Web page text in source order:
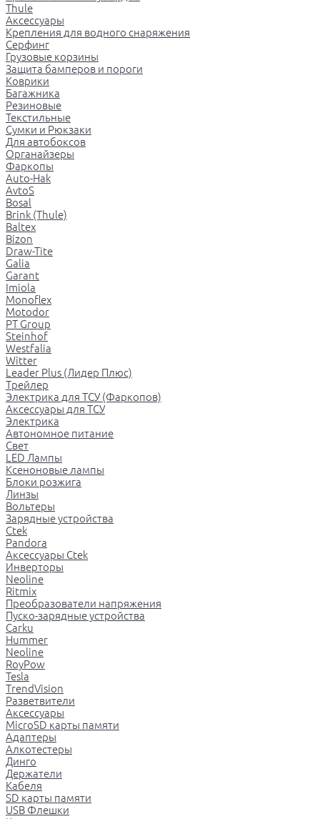
Thule
Аксессуары
Крепления для водного снаряжения
Серфинг
Грузовые корзины
Защита бамперов и пороги
Коврики
Багажника
Резиновые
Текстильные
Сумки и Рюкзаки
Для автобоксов
Органайзеры
Фаркопы
Auto-Hak
AvtoS
Bosal
Brink (Thule)
Baltex
Bizon
Draw-Tite
Galia
Garant
Imiola
Monoflex
Motodor
PT Group
Steinhof
Westfalia
Witter
Leader Plus (Лидер Плюс)
Трейлер
Электрика для ТСУ (Фаркопов)
Аксессуары для ТСУ
Электрика
Автономное питание
Свет
LED Лампы
Ксеноновые лампы
Блоки розжига
Линзы
Вольтеры
Зарядные устройства
Ctek
Pandora
Аксессуары Ctek
Инверторы
Neoline
Ritmix
Преобразователи напряжения
Пуско-зарядные устройства
Carku
Hummer
Neoline
RoyPow
Tesla
TrendVision
Разветвители
Аксессуары
MicroSD карты памяти
Адаптеры
Алкотестеры
Динго
Держатели
Кабеля
SD карты памяти
USB Флешки